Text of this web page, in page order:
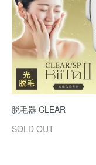
脱毛器 CLEAR
SOLD OUT